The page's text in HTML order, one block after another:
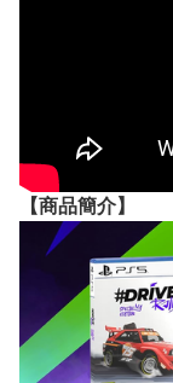
【商品簡介】